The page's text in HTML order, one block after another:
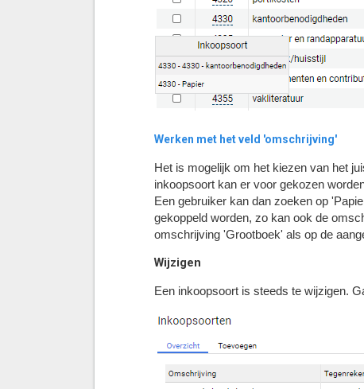
Werken met het veld 'omschrijving'
Het is mogelijk om het kiezen van het
inkoopsoort kan er voor gekozen
Een gebruiker kan dan zoeken op
gekoppeld worden, zo kan ook de
omschrijving 'Grootboek' als op de
Wijzigen
Een inkoopsoort is steeds te wijzigen.